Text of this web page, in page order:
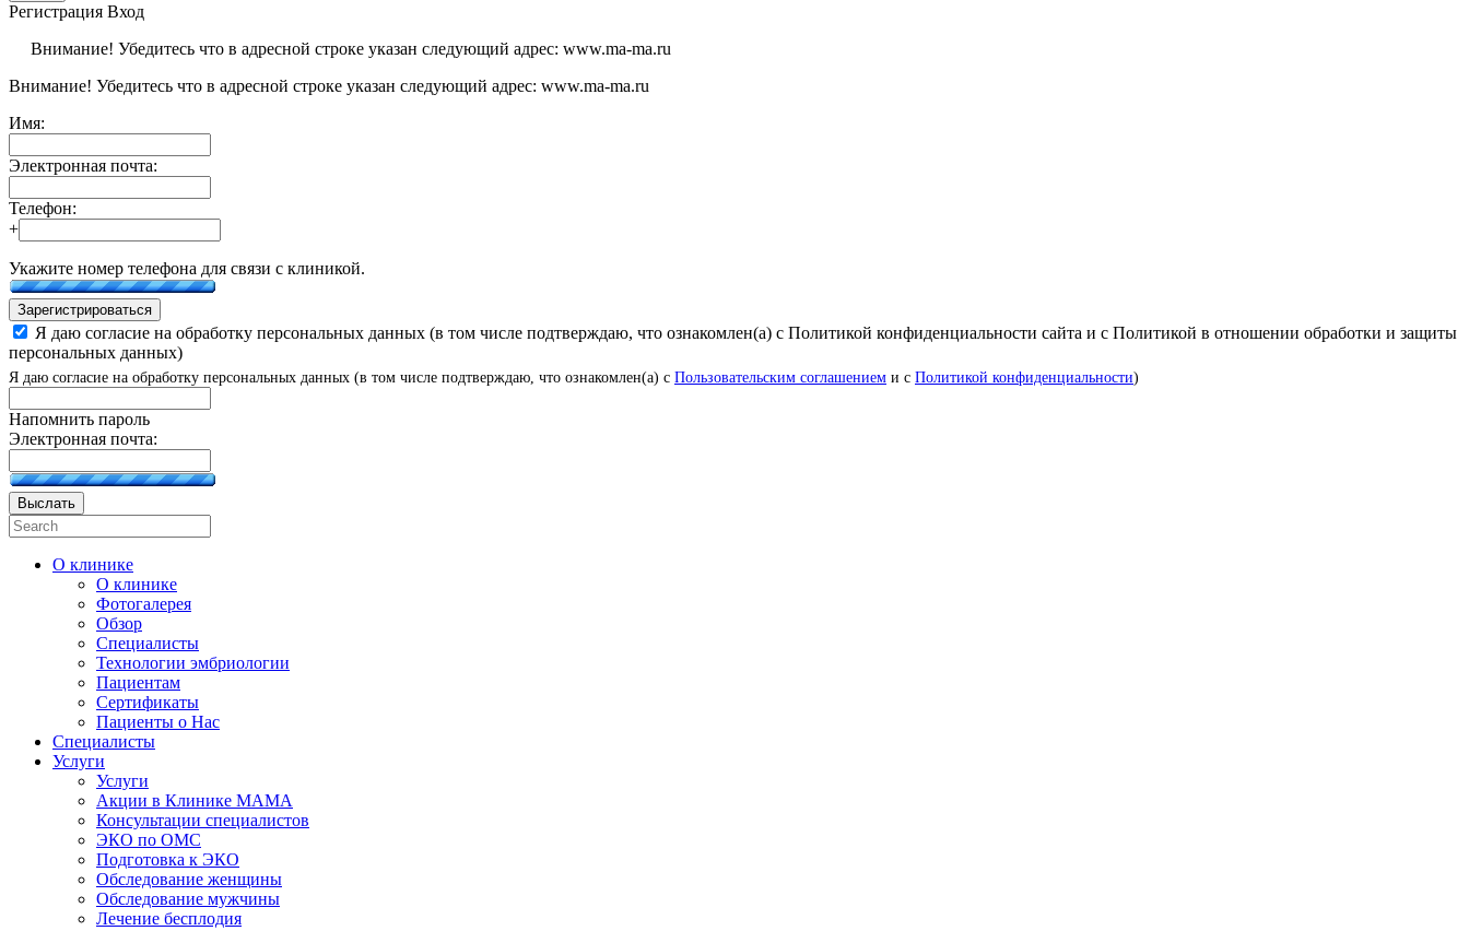
Регистрация Вход
Внимание! Убедитесь что в адресной строке указан следующий адрес: www.ma-ma.ru
Внимание! Убедитесь что в адресной строке указан следующий адрес: www.ma-ma.ru
Имя:
Электронная почта:
Телефон:
+
Укажите номер телефона для связи с клиникой.
Зарегистрироваться
Я даю согласие на обработку персональных данных (в том числе подтверждаю, что ознакомлен(а) с Политикой конфиденциальности сайта и с Политикой в отношении обработки и защиты
персональных данных)
Я даю согласие на обработку персональных данных (в том числе подтверждаю, что ознакомлен(а) с Пользовательским соглашением и с Политикой конфиденциальности)
Напомнить пароль
Электронная почта:
Выслать
О клинике
О клинике
Фотогалерея
Обзор
Специалисты
Технологии эмбриологии
Пациентам
Сертификаты
Пациенты о Нас
Специалисты
Услуги
Услуги
Акции в Клинике МАМА
Консультации специалистов
ЭКО по ОМС
Подготовка к ЭКО
Обследование женщины
Обследование мужчины
Лечение бесплодия